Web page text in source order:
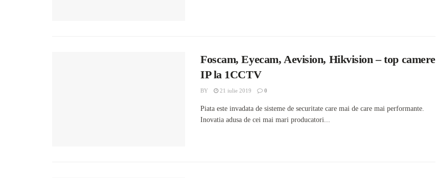
Foscam, Eyecam, Aevision, Hikvision – top camere
IP la 1CCTV
BY 21 iulie 2019 0
Piata este invadata de sisteme de securitate care mai de care mai performante.
Inovatia adusa de cei mai mari producatori...